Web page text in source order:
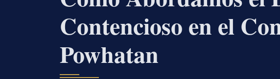
Contencioso en el
Powhatan